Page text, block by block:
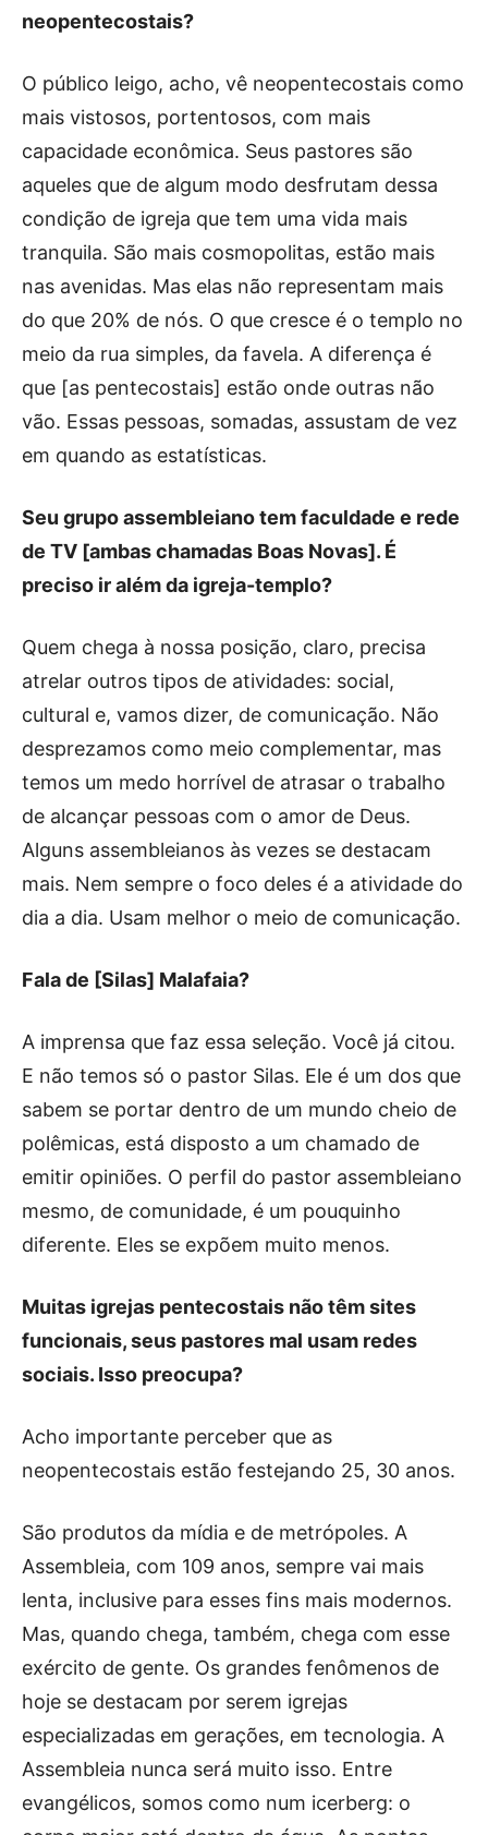
neopentecostais?
O público leigo, acho, vê neopentecostais como
mais vistosos, portentosos, com mais
capacidade econômica. Seus pastores são
aqueles que de algum modo desfrutam dessa
condição de igreja que tem uma vida mais
tranquila. São mais cosmopolitas, estão mais
nas avenidas. Mas elas não representam mais
do que 20% de nós. O que cresce é o templo no
meio da rua simples, da favela. A diferença é
que [as pentecostais] estão onde outras não
vão. Essas pessoas, somadas, assustam de vez
em quando as estatísticas.
Seu grupo assembleiano tem faculdade e rede
de TV [ambas chamadas Boas Novas]. É
preciso ir além da igreja-templo?
Quem chega à nossa posição, claro, precisa
atrelar outros tipos de atividades: social,
cultural e, vamos dizer, de comunicação. Não
desprezamos como meio complementar, mas
temos um medo horrível de atrasar o trabalho
de alcançar pessoas com o amor de Deus.
Alguns assembleianos às vezes se destacam
mais. Nem sempre o foco deles é a atividade do
dia a dia. Usam melhor o meio de comunicação.
Fala de [Silas] Malafaia?
A imprensa que faz essa seleção. Você já citou.
E não temos só o pastor Silas. Ele é um dos que
sabem se portar dentro de um mundo cheio de
polêmicas, está disposto a um chamado de
emitir opiniões. O perfil do pastor assembleiano
mesmo, de comunidade, é um pouquinho
diferente. Eles se expõem muito menos.
Muitas igrejas pentecostais não têm sites
funcionais, seus pastores mal usam redes
sociais. Isso preocupa?
Acho importante perceber que as
neopentecostais estão festejando 25, 30 anos.
São produtos da mídia e de metrópoles. A
Assembleia, com 109 anos, sempre vai mais
lenta, inclusive para esses fins mais modernos.
Mas, quando chega, também, chega com esse
exército de gente. Os grandes fenômenos de
hoje se destacam por serem igrejas
especializadas em gerações, em tecnologia. A
Assembleia nunca será muito isso. Entre
evangélicos, somos como num icerberg: o